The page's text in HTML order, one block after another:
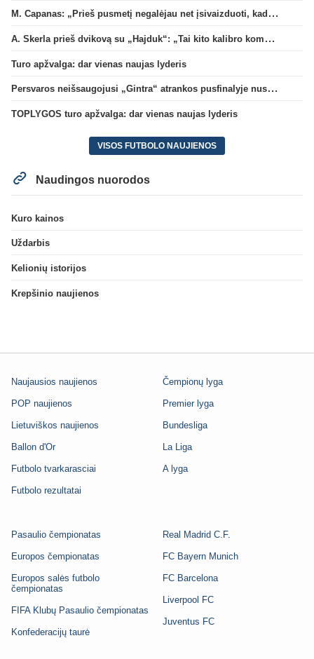
M. Capanas: „Prieš pusmetį negalėjau net įsivaizduoti, kad žaisime prieš „Hajduk“
A. Skerla prieš dvikovą su „Hajduk“: „Tai kito kalibro komanda“
Turo apžvalga: dar vienas naujas lyderis
Persvaros neišsaugojusi „Gintra“ atrankos pusfinalyje nusileido Škotijos čempionėms
TOPLYGOS turo apžvalga: dar vienas naujas lyderis
VISOS FUTBOLO NAUJIENOS
Naudingos nuorodos
Kuro kainos
Uždarbis
Kelionių istorijos
Krepšinio naujienos
Naujausios naujienos
POP naujienos
Lietuviškos naujienos
Ballon d'Or
Futbolo tvarkarasciai
Futbolo rezultatai
Čempionų lyga
Premier lyga
Bundesliga
La Liga
A lyga
Pasaulio čempionatas
Europos čempionatas
Europos salės futbolo
čempionatas
FIFA Klubų Pasaulio čempionatas
Konfederacijų taurė
Real Madrid C.F.
FC Bayern Munich
FC Barcelona
Liverpool FC
Juventus FC